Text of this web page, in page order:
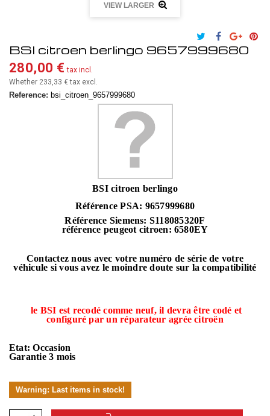
VIEW LARGER
BSI citroen berlingo 9657999680
280,00 € tax incl.
Whether 233,33 €tax excl.
Reference: bsi_citroen_9657999680
BSI citroen berlingo
Référence PSA: 9657999680
Référence Siemens: S118085320F
référence peugeot citroen: 6580EY
Contactez nous avec votre numéro de série de votre
véhicule si vous avez le moindre doute sur la compatibilité
le BSI est recodé comme neuf, il devra être codé et
configuré par un réparateur agrée citroën
Etat: Occasion
Garantie 3 mois
Warning: Last items in stock!